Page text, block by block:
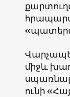
միջև
ունի